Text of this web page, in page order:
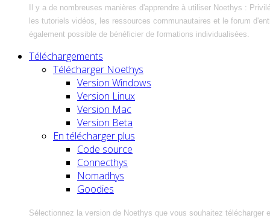
Il y a de nombreuses manières d'apprendre à utiliser Noethys :
les tutoriels vidéos, les ressources communautaires et le forum
également possible de bénéficier de formations individualisées.
Téléchargements
Télécharger Noethys
Version Windows
Version Linux
Version Mac
Version Beta
En télécharger plus
Code source
Connecthys
Nomadhys
Goodies
Sélectionnez la version de Noethys que vous souhaitez télécharger